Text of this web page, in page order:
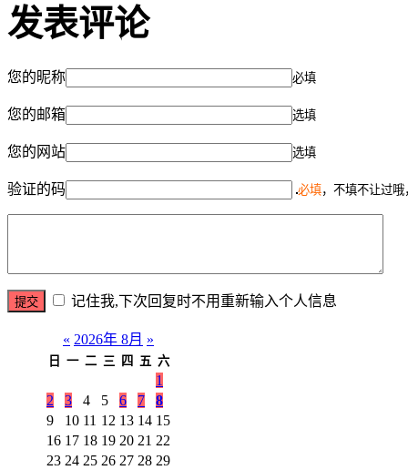
发表评论
您的昵称 必填
您的邮箱 选填
您的网站 选填
验证的码 必填，不填不让过
记住我,下次回复时不用重新输入个人信息
« 2026年 8月 »
日 一 二 三 四 五 六
1
2
3 4 5 6 7
8
9
10 11 12 13 14 15
16 17 18 19 20 21 22
23 24 25 26 27 28 29